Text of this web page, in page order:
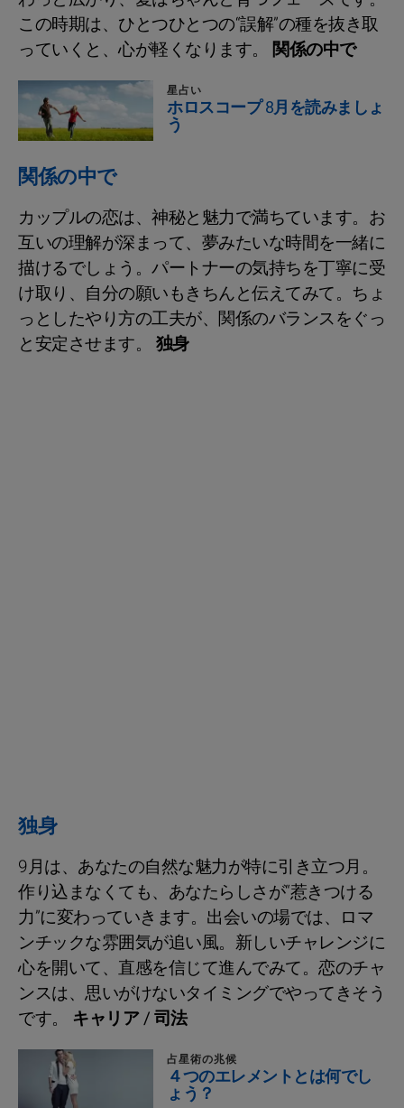
この時期は、ひとつひとつの“誤解”の種を抜き取
っていくと、心が軽くなります。 関係の中で
星占い
ホロスコープ 8月を読みましょ
う
関係の中で
カップルの恋は、神秘と魅力で満ちています。お
互いの理解が深まって、夢みたいな時間を一緒に
描けるでしょう。パートナーの気持ちを丁寧に受
け取り、自分の願いもきちんと伝えてみて。ちょ
っとしたやり方の工夫が、関係のバランスをぐっ
と安定させます。 独身
独身
9月は、あなたの自然な魅力が特に引き立つ月。
作り込まなくても、あなたらしさが“惹きつける
力”に変わっていきます。出会いの場では、ロマ
ンチックな雰囲気が追い風。新しいチャレンジに
心を開いて、直感を信じて進んでみて。恋のチャ
ンスは、思いがけないタイミングでやってきそう
です。 キャリア / 司法
占星術の兆候
４つのエレメントとは何でし
ょう？